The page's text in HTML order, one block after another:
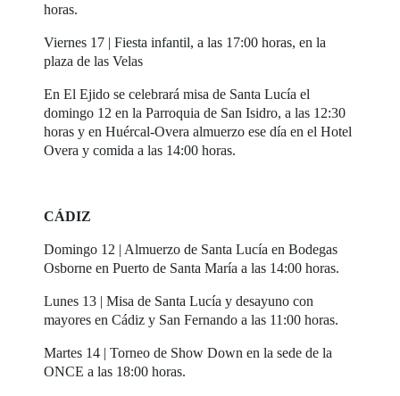
horas.
Viernes 17 | Fiesta infantil, a las 17:00 horas, en la
plaza de las Velas
En El Ejido se celebrará misa de Santa Lucía el
domingo 12 en la Parroquia de San Isidro, a las 12:30
horas y en Huércal-Overa almuerzo ese día en el Hotel
Overa y comida a las 14:00 horas.
CÁDIZ
Domingo 12 | Almuerzo de Santa Lucía en Bodegas
Osborne en Puerto de Santa María a las 14:00 horas.
Lunes 13 | Misa de Santa Lucía y desayuno con
mayores en Cádiz y San Fernando a las 11:00 horas.
Martes 14 | Torneo de Show Down en la sede de la
ONCE a las 18:00 horas.